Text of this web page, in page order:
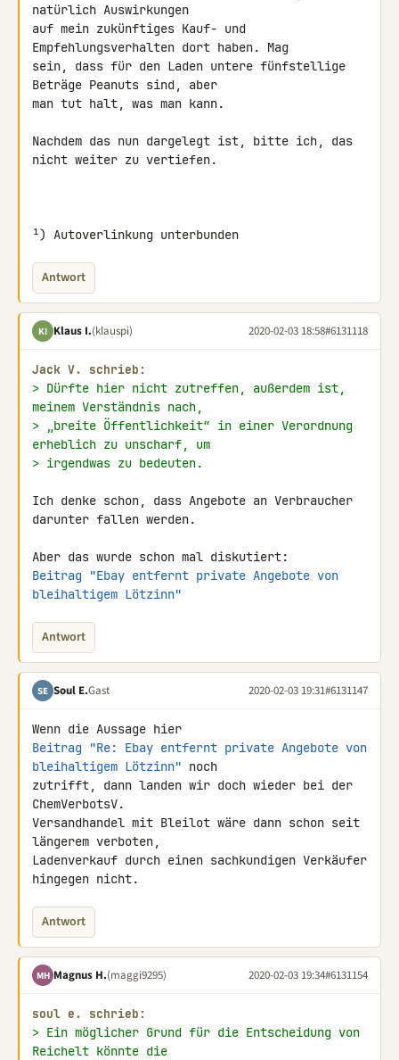
natürlich Auswirkungen
auf mein zukünftiges Kauf- und
Empfehlungsverhalten dort haben. Mag
sein, dass für den Laden untere fünfstellige
Beträge Peanuts sind, aber
man tut halt, was man kann.
Nachdem das nun dargelegt ist, bitte ich, das
nicht weiter zu vertiefen.
¹) Autoverlinkung unterbunden
Antwort
KI Klaus I.(klauspi) 2020-02-03 18:58#6131118
Jack V. schrieb:
> Dürfte hier nicht zutreffen, außerdem ist,
meinem Verständnis nach,
> „breite Öffentlichkeit“ in einer Verordnung
erheblich zu unscharf, um
> irgendwas zu bedeuten.
Ich denke schon, dass Angebote an Verbraucher
darunter fallen werden.
Beitrag "Ebay entfernt private Angebote von
bleihaltigem Lötzinn"
Antwort
SE Soul E.Gast 2020-02-03 19:31#6131147
Beitrag "Re: Ebay entfernt private Angebote von
bleihaltigem Lötzinn" noch
zutrifft, dann landen wir doch wieder bei der
ChemVerbotsV.
Versandhandel mit Bleilot wäre dann schon seit
längerem verboten,
Ladenverkauf durch einen sachkundigen Verkäufer
hingegen nicht.
Antwort
MH Magnus H.(maggi9295) 2020-02-03 19:34#6131154
soul e. schrieb:
> Ein möglicher Grund für die Entscheidung von
Reichelt könnte die